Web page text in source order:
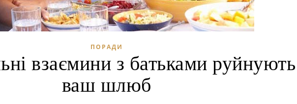
ПОРАДИ
взаємини з батьками руйнують
ваш шлюб